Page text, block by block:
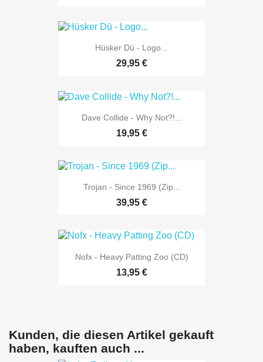
Hüsker Dü - Logo...
29,95 €
Dave Collide - Why Not?!...
19,95 €
Trojan - Since 1969 (Zip...
39,95 €
Nofx - Heavy Patting Zoo (CD)
13,95 €
Kunden, die diesen Artikel gekauft
haben, kauften auch ...